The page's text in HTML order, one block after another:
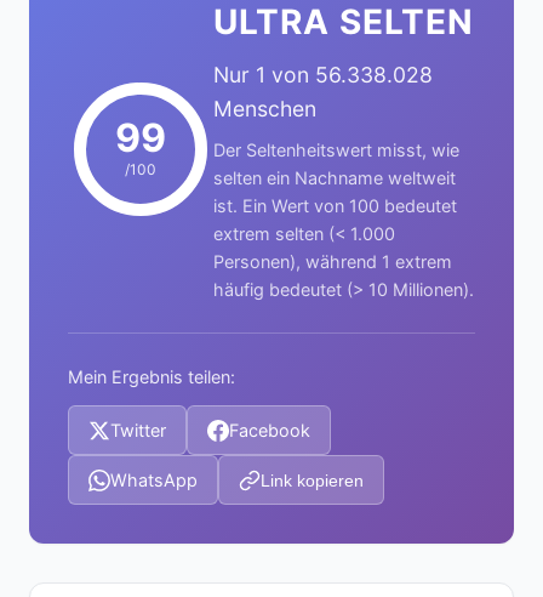
99
/100
ULTRA SELTEN
Nur 1 von 56.338.028
Menschen
Der Seltenheitswert misst, wie
selten ein Nachname weltweit
ist. Ein Wert von 100 bedeutet
extrem selten (< 1.000
Personen), während 1 extrem
häufig bedeutet (> 10 Millionen).
Mein Ergebnis teilen:
Twitter Facebook
WhatsApp Link kopieren